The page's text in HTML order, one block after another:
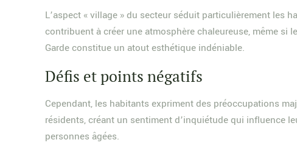
L’aspect « village » du secteur séduit particulièrement les
contribuent à créer une atmosphère chaleureuse, même si
Garde constitue un atout esthétique indéniable.
Défis et points négatifs
Cependant, les habitants expriment des préoccupations
résidents, créant un sentiment d’inquiétude qui influence
personnes âgées.